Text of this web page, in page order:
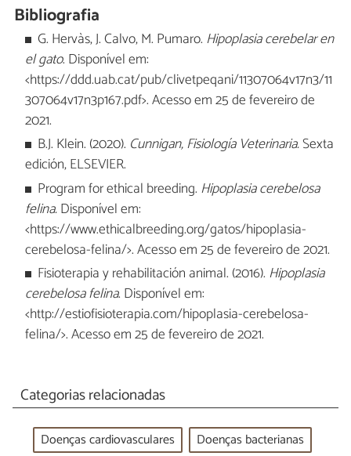
Bibliografia
G. Hervàs, J. Calvo, M. Pumaro. Hipoplasia cerebelar en
el gato. Disponível em:
<https://ddd.uab.cat/pub/clivetpeqani/11307064v17n3/11
307064v17n3p167.pdf>. Acesso em 25 de fevereiro de
2021.
B.J. Klein. (2020). Cunnigan, Fisiología Veterinaria.Sexta
edición, ELSEVIER.
Program for ethical breeding. Hipoplasia cerebelosa
felina.Disponível em:
<https://www.ethicalbreeding.org/gatos/hipoplasia-
cerebelosa-felina/>. Acesso em 25 de fevereiro de 2021.
Fisioterapia y rehabilitación animal. (2016). Hipoplasia
cerebelosa felina. Disponível em:
<http://estiofisioterapia.com/hipoplasia-cerebelosa-
felina/>. Acesso em 25 de fevereiro de 2021.
Categorias relacionadas
Doenças cardiovasculares
Doenças bacterianas